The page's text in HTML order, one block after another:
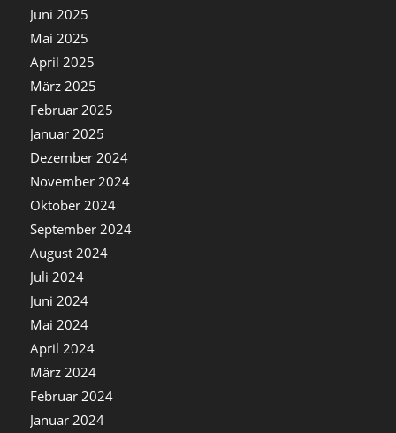
Juni 2025
Mai 2025
April 2025
März 2025
Februar 2025
Januar 2025
Dezember 2024
November 2024
Oktober 2024
September 2024
August 2024
Juli 2024
Juni 2024
Mai 2024
April 2024
März 2024
Februar 2024
Januar 2024